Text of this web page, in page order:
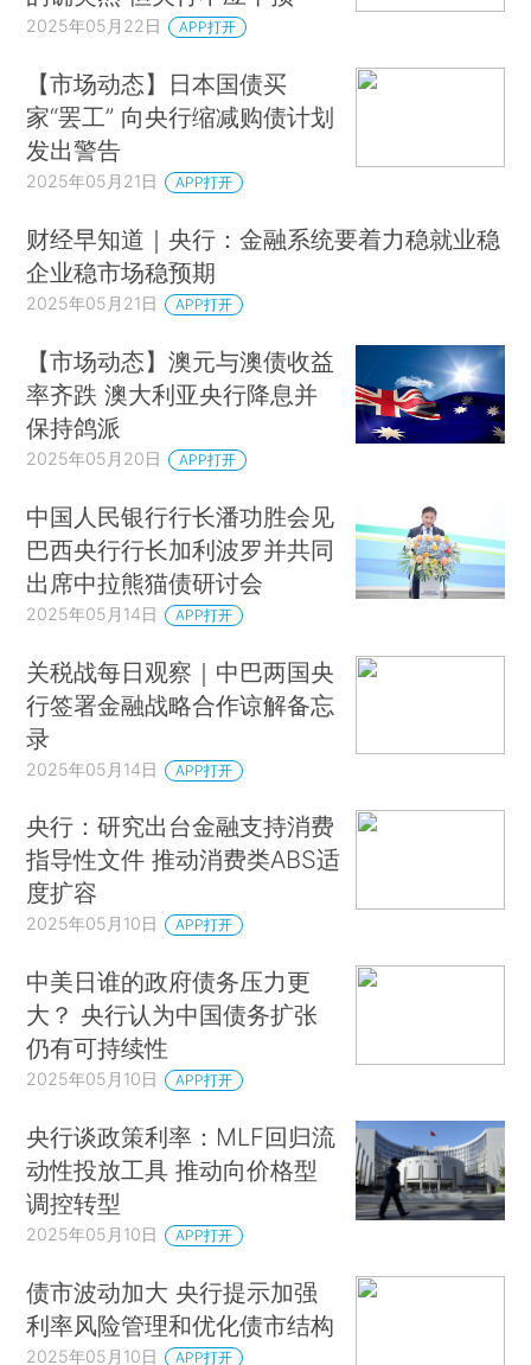
2025年05月22日 APP打开
【市场动态】日本国债买
家“罢工” 向央行缩减购债计划
发出警告
2025年05月21日 APP打开
财经早知道｜央行：金融系统要着力稳就业稳
企业稳市场稳预期
2025年05月21日 APP打开
【市场动态】澳元与澳债收益
率齐跌 澳大利亚央行降息并
保持鸽派
2025年05月20日 APP打开
中国人民银行行长潘功胜会见
巴西央行行长加利波罗并共同
出席中拉熊猫债研讨会
2025年05月14日 APP打开
关税战每日观察｜中巴两国央
行签署金融战略合作谅解备忘
录
2025年05月14日 APP打开
央行：研究出台金融支持消费
指导性文件 推动消费类ABS适
度扩容
2025年05月10日 APP打开
中美日谁的政府债务压力更
大？ 央行认为中国债务扩张
仍有可持续性
2025年05月10日 APP打开
央行谈政策利率：MLF回归流
动性投放工具 推动向价格型
调控转型
2025年05月10日 APP打开
债市波动加大 央行提示加强
利率风险管理和优化债市结构
2025年05月10日 APP打开